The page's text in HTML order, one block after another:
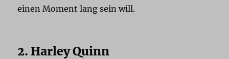
einen Moment lang sein will.
2. Harley Quinn